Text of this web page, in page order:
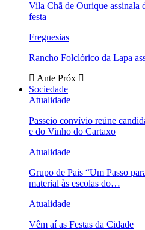
Vila Chã de Ourique assinala
festa
Freguesias
Rancho Folclórico da Lapa
Ante Próx
Sociedade
Atualidade
Passeio convívio reúne
e do Vinho do Cartaxo
Atualidade
Grupo de Pais “Um Passo
material às escolas do…
Atualidade
Vêm aí as Festas da Cidade